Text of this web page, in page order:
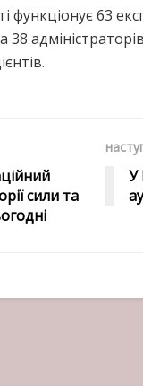
функціонує 63
38
сили та
У